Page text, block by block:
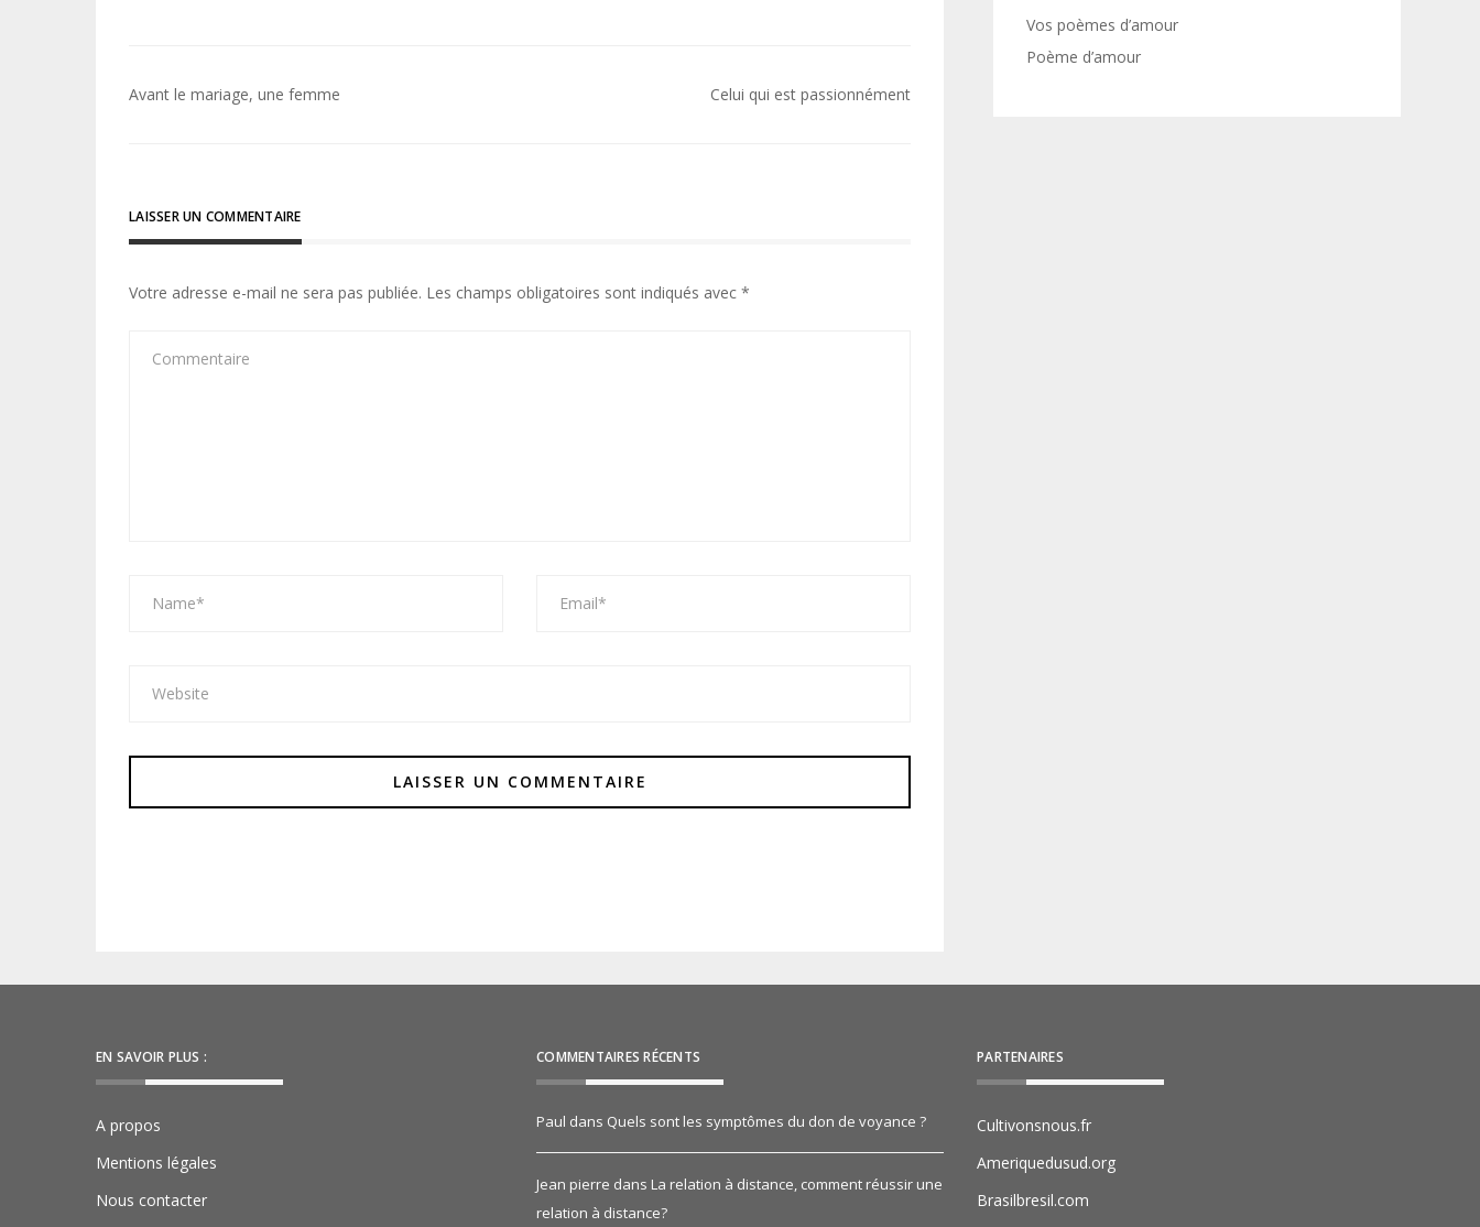
Navigation
Avant le mariage, une femme Celui qui est passionnément
LAISSER UN COMMENTAIRE
Votre adresse e-mail ne sera pas publiée. Les champs obligatoires sont indiqués avec *
Vos poèmes d’amour
Poème d’amour
EN SAVOIR PLUS :
A propos
Mentions légales
Nous contacter
COMMENTAIRES RÉCENTS
Paul dans Quels sont les symptômes du don de voyance ?
Jean pierre dans La relation à distance, comment réussir une
relation à distance?
PARTENAIRES
Cultivonsnous.fr
Ameriquedusud.org
Brasilbresil.com